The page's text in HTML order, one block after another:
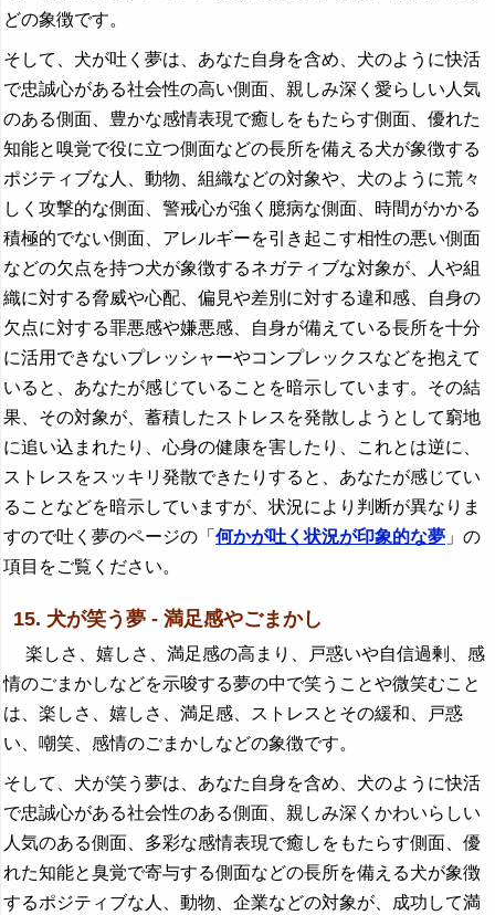
どの象徴です。
そして、犬が吐く夢は、あなた自身を含め、犬のように快活
で忠誠心がある社会性の高い側面、親しみ深く愛らしい人気
のある側面、豊かな感情表現で癒しをもたらす側面、優れた
知能と嗅覚で役に立つ側面などの長所を備える犬が象徴する
ポジティブな人、動物、組織などの対象や、犬のように荒々
しく攻撃的な側面、警戒心が強く臆病な側面、時間がかかる
積極的でない側面、アレルギーを引き起こす相性の悪い側面
などの欠点を持つ犬が象徴するネガティブな対象が、人や組
織に対する脅威や心配、偏見や差別に対する違和感、自身の
欠点に対する罪悪感や嫌悪感、自身が備えている長所を十分
に活用できないプレッシャーやコンプレックスなどを抱えて
いると、あなたが感じていることを暗示しています。その結
果、その対象が、蓄積したストレスを発散しようとして窮地
に追い込まれたり、心身の健康を害したり、これとは逆に、
ストレスをスッキリ発散できたりすると、あなたが感じてい
ることなどを暗示していますが、状況により判断が異なりま
すので吐く夢のページの「 何かが吐く状況が印象的な夢 」の
項目をご覧ください。
15. 犬が笑う夢 - 満足感やごまかし
楽しさ、嬉しさ、満足感の高まり、戸惑いや自信過剰、感
情のごまかしなどを示唆する夢の中で笑うことや微笑むこと
は、楽しさ、嬉しさ、満足感、ストレスとその緩和、戸惑
い、嘲笑、感情のごまかしなどの象徴です。
そして、犬が笑う夢は、あなた自身を含め、犬のように快活
で忠誠心がある社会性のある側面、親しみ深くかわいらしい
人気のある側面、多彩な感情表現で癒しをもたらす側面、優
れた知能と臭覚で寄与する側面などの長所を備える犬が象徴
するポジティブな人、動物、企業などの対象が、成功して満